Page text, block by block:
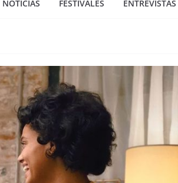
NOTICIAS FESTIVALES ENTREVISTAS